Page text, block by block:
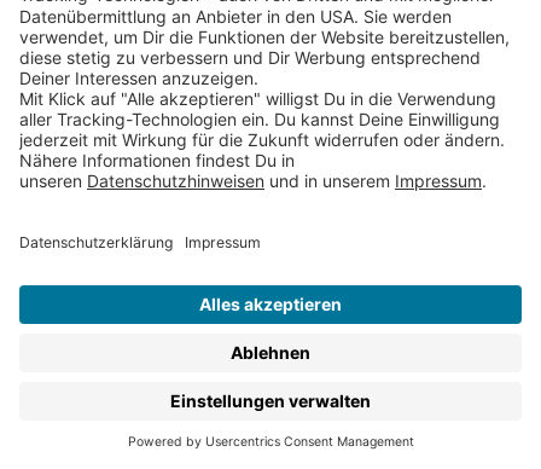
Neugier und begleiten Kleinkinder bei ihren ersten
Erfahrungen. Sie entführen in neue Welten und sind
doch direkt aus dem Erfahrungsbereich der Kinder, sie
bieten Identifikationsmöglichkeiten und regen die
Fantasie an. Und sie sind extra für den Entdeckergeist
von Kleinkindern gemacht: Mit spannenden
Ausstanzungen, robust, stabil und sicher – auch dann,
zum Fressen gern hat!
Diese Pappbilderbücher findest bei uns:
Zauberhafte Pappbilderbuch-Geschichten für
Geschichten vonBenji Daviesüber
Geschichten und Geschichten mit denen Dein Kind